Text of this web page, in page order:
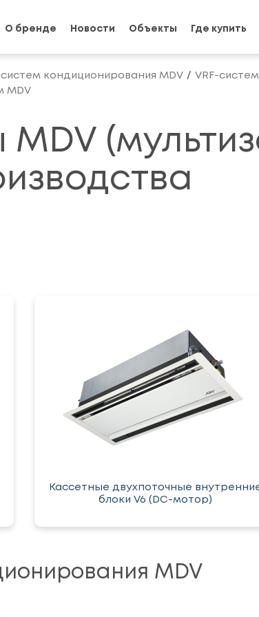
О бренде Новости Объекты Где купить
кондиционирования MDV
VRF-
MDV
MDV
Кассетные двухпоточные
блоки V6 (DC-мотор)
MDV